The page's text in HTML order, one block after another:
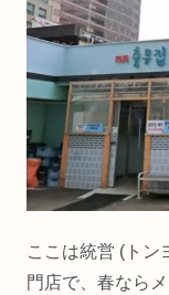
ここは統営 (トン
門店で、春なら